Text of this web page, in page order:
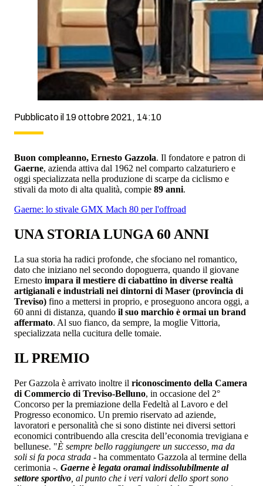
Pubblicato il 19 ottobre 2021, 14:10
Buon compleanno, Ernesto Gazzola. Il fondatore e patron di
Gaerne, azienda attiva dal 1962 nel comparto calzaturiero e
oggi specializzata nella produzione di scarpe da ciclismo e
stivali da moto di alta qualità, compie 89 anni.
Gaerne: lo stivale GMX Mach 80 per l'offroad
UNA STORIA LUNGA 60 ANNI
La sua storia ha radici profonde, che sfociano nel romantico,
dato che iniziano nel secondo dopoguerra, quando il giovane
Ernesto impara il mestiere di ciabattino in diverse realtà
artigianali e industriali nei dintorni di Maser (provincia di
Treviso) fino a mettersi in proprio, e proseguono ancora oggi, a
60 anni di distanza, quando il suo marchio è ormai un brand
affermato. Al suo fianco, da sempre, la moglie Vittoria,
specializzata nella cucitura delle tomaie.
IL PREMIO
Per Gazzola è arrivato inoltre il riconoscimento della Camera
di Commercio di Treviso-Belluno, in occasione del 2°
Concorso per la premiazione della Fedeltà al Lavoro e del
Progresso economico. Un premio riservato ad aziende,
lavoratori e personalità che si sono distinte nei diversi settori
economici contribuendo alla crescita dell’economia trevigiana e
bellunese. "È sempre bello raggiungere un successo, ma da
soli si fa poca strada - ha commentato Gazzola al termine della
cerimonia -. Gaerne è legata oramai indissolubilmente al
settore sportivo , al punto che i veri valori dello sport sono